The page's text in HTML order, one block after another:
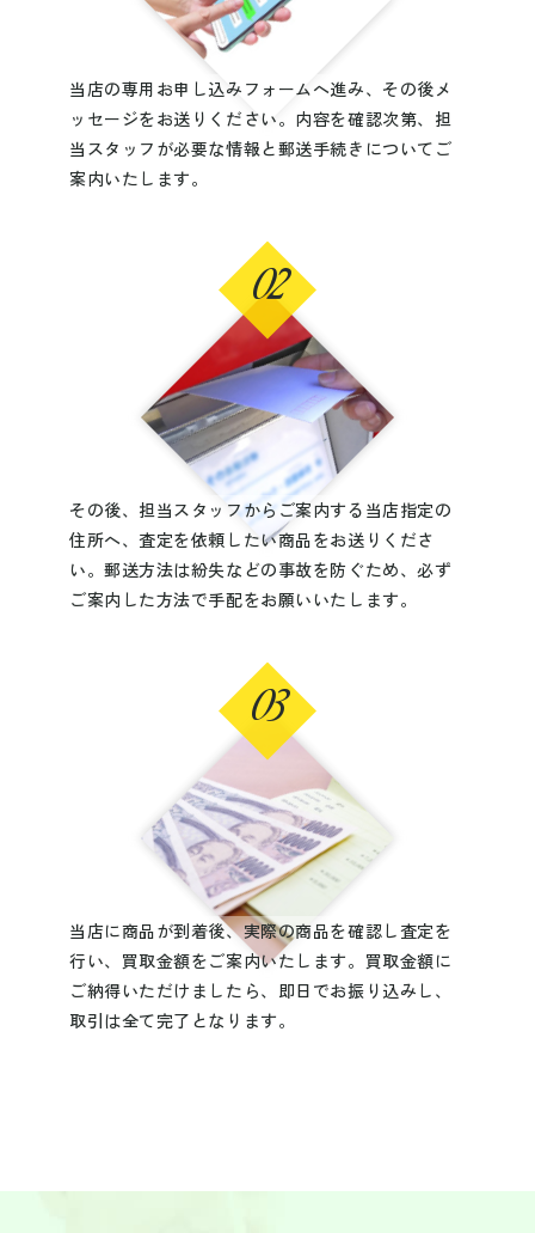
当店の専用お申し込みフォームへ進み、その後メ
ッセージをお送りください。内容を確認次第、担
当スタッフが必要な情報と郵送手続きについてご
案内いたします。
02
その後、担当スタッフからご案内する当店指定の
住所へ、査定を依頼したい商品をお送りくださ
い。郵送方法は紛失などの事故を防ぐため、必ず
ご案内した方法で手配をお願いいたします。
03
当店に商品が到着後、実際の商品を確認し査定を
行い、買取金額をご案内いたします。買取金額に
ご納得いただけましたら、即日でお振り込みし、
取引は全て完了となります。